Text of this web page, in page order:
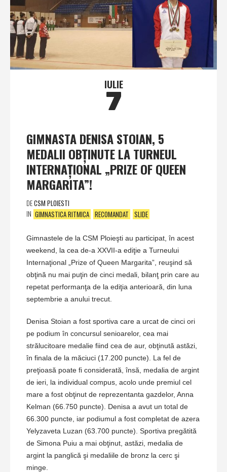
IULIE
7
GIMNASTA DENISA STOIAN, 5
MEDALII OBŢINUTE LA TURNEUL
INTERNAŢIONAL „PRIZE OF QUEEN
MARGARITA”!
DECSM PLOIESTI
IN GIMNASTICA RITMICA RECOMANDAT SLIDE
Gimnastele de la CSM Ploieşti au participat, în acest
weekend, la cea de-a XXVII-a ediţie a Turneului
Internaţional „Prize of Queen Margarita”, reuşind să
obţină nu mai puţin de cinci medali, bilanţ prin care au
repetat performanţa de la ediţia anterioară, din luna
septembrie a anului trecut.
Denisa Stoian a fost sportiva care a urcat de cinci ori
pe podium în concursul senioarelor, cea mai
strălucitoare medalie fiind cea de aur, obţinută astăzi,
în finala de la măciuci (17.200 puncte). La fel de
preţioasă poate fi considerată, însă, medalia de argint
de ieri, la individual compus, acolo unde premiul cel
mare a fost obţinut de reprezentanta gazdelor, Anna
Kelman (66.750 puncte). Denisa a avut un total de
66.300 puncte, iar podiumul a fost completat de azera
Yelyzaveta Luzan (63.700 puncte). Sportiva pregătită
de Simona Puiu a mai obţinut, astăzi, medalia de
argint la panglică şi medaliile de bronz la cerc şi
minge.